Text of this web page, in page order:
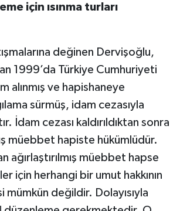
için ısınma turları
değinen Dervişoğlu,
1999’da Türkiye Cumhuriyeti
alınmış ve hapishaneye
sürmüş, idam cezasıyla
İdam cezası kaldırıldıktan sonra
müebbet hapiste hükümlüdür.
ağırlaştırılmış müebbet hapse
için herhangi bir umut hakkının
mümkün değildir. Dolayısıyla